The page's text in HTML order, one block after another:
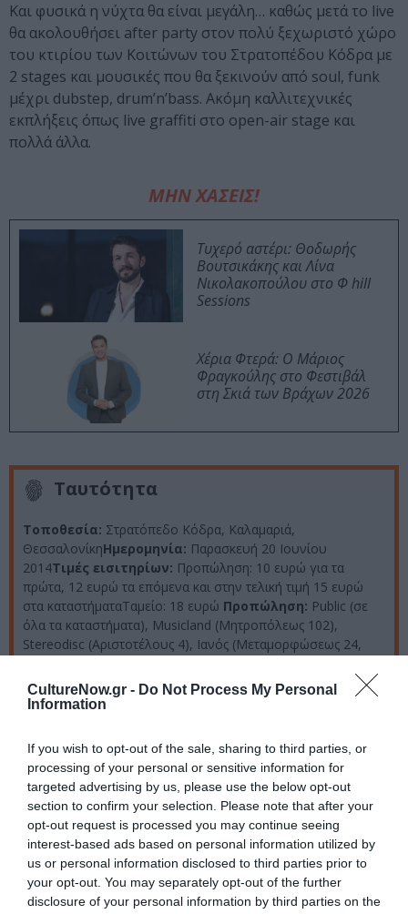
CultureNow.gr - Do Not Process My Personal
Information
If you wish to opt-out of the sale, sharing to third parties, or
processing of your personal or sensitive information for
targeted advertising by us, please use the below opt-out
section to confirm your selection. Please note that after your
opt-out request is processed you may continue seeing
interest-based ads based on personal information utilized by
us or personal information disclosed to third parties prior to
your opt-out. You may separately opt-out of the further
disclosure of your personal information by third parties on the
Και φυσικά η νύχτα θα είναι μεγάλη… καθώς μετά το live
θα ακολουθήσει after party στον πολύ ξεχωριστό χώρο
του κτιρίου των Κοιτώνων του Στρατοπέδου Κόδρα με
2 stages και μουσικές που θα ξεκινούν από soul, funk
μέχρι dubstep, drum’n’bass. Ακόμη καλλιτεχνικές
εκπλήξεις όπως live graffiti στο open-air stage και
πολλά άλλα.
ΜΗΝ ΧΑΣΕΙΣ!
Τυχερό αστέρι: Θοδωρής
Βουτσικάκης και Λίνα
Νικολακοπούλου στο Φ hill
Sessions
Χέρια Φτερά: Ο Μάριος
Φραγκούλης στο Φεστιβάλ
στη Σκιά των Βράχων 2026
Ταυτότητα
Τοποθεσία: Στρατόπεδο Κόδρα, Καλαμαριά,
ΘεσσαλονίκηΗμερομηνία: Παρασκευή 20 Ιουνίου
2014Τιμές εισιτηρίων: Προπώληση: 10 ευρώ για τα
πρώτα, 12 ευρώ τα επόμενα και στην τελική τιμή 15 ευρώ
στα καταστήματαΤαμείο: 18 ευρώ Προπώληση: Public (σε
όλα τα καταστήματα), Musicland (Μητροπόλεως 102),
Stereodisc (Αριστοτέλους 4), Ιανός (Μεταμορφώσεως 24,
μάθετε πρώτοι όλες τις ειδήσεις
Δείτε όλα τατελευταία νέαγια την Τέχνη και τον
Πολιτισμό στο Culturenow.gr
Νέοι Διαγωνισμοί❯